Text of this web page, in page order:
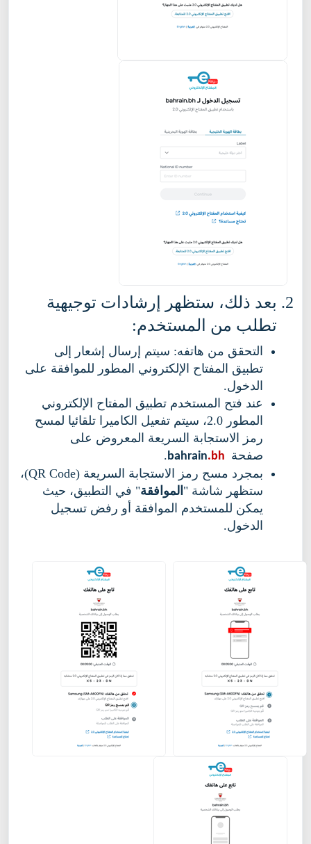
بعد ذلك، ستظهر إرشادات توجيهية
تطلب من المستخدم:
التحقق من هاتفه: سيتم إرسال إشعار إلى
تطبيق المفتاح الإلكتروني المطور للموافقة على
الدخول.
عند فتح المستخدم تطبيق المفتاح الإلكتروني
المطور 2.0، سيتم تفعيل الكاميرا تلقائيا لمسح
رمز الاستجابة السريعة المعروض على
صفحة .bh
.
بمجرد مسح رمز الاستجابة السريعة (QR Code)،
ستظهر شاشة " الموافقة" في التطبيق، حيث
يمكن للمستخدم الموافقة أو رفض تسجيل
الدخول.